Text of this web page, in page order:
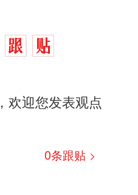
欢迎您发表观点
0条跟贴